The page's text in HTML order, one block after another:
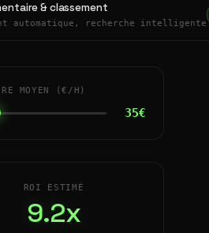
& classement
automatique, recherche intelligente
MOYEN (€/H)
35€
ROI ESTIMÉ
9.2x